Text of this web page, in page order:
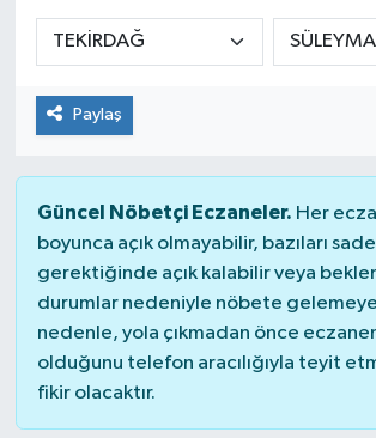
Paylaş
Güncel Nöbetçi Eczaneler. Her
boyunca açık olmayabilir, bazıları
gerektiğinde açık kalabilir veya
durumlar nedeniyle nöbete
nedenle, yola çıkmadan önce
olduğunu telefon aracılığıyla teyit
fikir olacaktır.
Siyaset
Spor